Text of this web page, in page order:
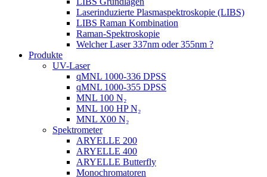
Laserinduzierte Plasmaspektroskopie (LIBS)
LIBS Raman Kombination
Raman-Spektroskopie
Welcher Laser 337nm oder 355nm ?
Produkte
UV-Laser
qMNL 1000-336 DPSS
qMNL 1000-355 DPSS
MNL 100 N₂
MNL 100 HP N₂
MNL X00 N₂
Spektrometer
ARYELLE 200
ARYELLE 400
ARYELLE Butterfly
Monochromatoren